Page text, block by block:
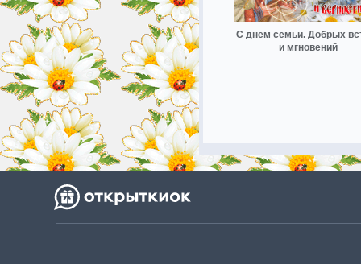
С днем семьи. Добрых
и мгновений